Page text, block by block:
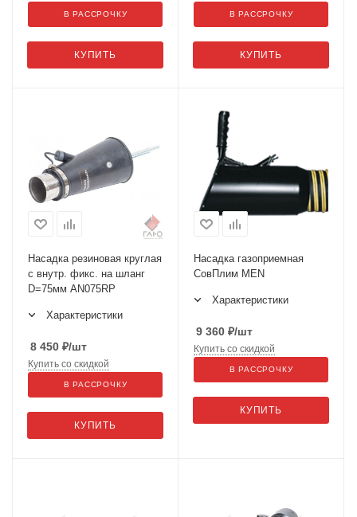
КУПИТЬ
В РАССРОЧКУ
КУПИТЬ
В РАССРОЧКУ
Насадка резиновая круглая
с внутр. фикс. на шланг
D=75мм AN075RP
Характеристики
8 450 ₽/шт
КУПИТЬ
Купить со скидкой
В РАССРОЧКУ
Насадка газоприемная
СовПлим MEN
Характеристики
9 360 ₽/шт
КУПИТЬ
Купить со скидкой
В РАССРОЧКУ